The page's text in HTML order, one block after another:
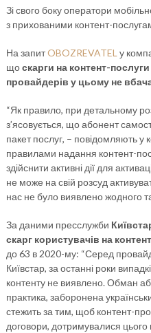
Зі свого боку оператори
з прихованими контент-
На запитOBOZREVATEL у
щоскарги на контент-
провайдерів у цьому не
“Як правило, при детальному
з’ясовується, що абонент
пакет послуг, – повідомляють у
правилами надання контент-
здійснити активні дії для
не може на свій розсуд
нас не було виявлено жодного
За даними пресслужби
скарг користувачів на
до 63 в 2020-му: “Серед
Київстар, за останні роки
контенту не виявлено. Обман
практика, заборонена
стежить за тим, щоб контент-
договори, дотримувалися цього